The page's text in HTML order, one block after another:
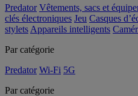
Predator Vêtements, sacs et
clés électroniques Jeu Casques
stylets Appareils intelligents
Par catégorie
Predator Wi-Fi 5G
Par catégorie